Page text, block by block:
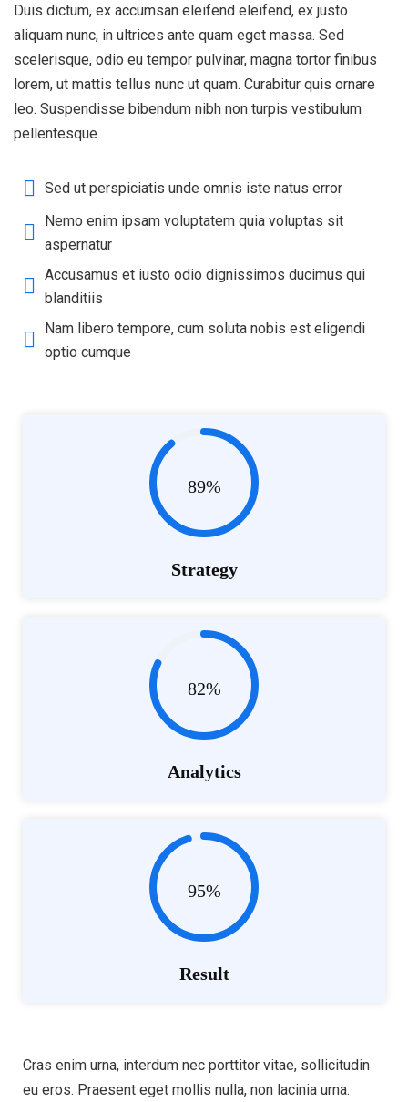
Duis dictum, ex accumsan eleifend eleifend, ex justo
aliquam nunc, in ultrices ante quam eget massa. Sed
scelerisque, odio eu tempor pulvinar, magna tortor finibus
lorem, ut mattis tellus nunc ut quam. Curabitur quis ornare
leo. Suspendisse bibendum nibh non turpis vestibulum
pellentesque.
Sed ut perspiciatis unde omnis iste natus error
Nemo enim ipsam voluptatem quia voluptas sit
aspernatur
Accusamus et iusto odio dignissimos ducimus qui
blanditiis
Nam libero tempore, cum soluta nobis est eligendi
optio cumque
89%
Strategy
82%
Analytics
95%
Result
Cras enim urna, interdum nec porttitor vitae, sollicitudin
eu eros. Praesent eget mollis nulla, non lacinia urna.